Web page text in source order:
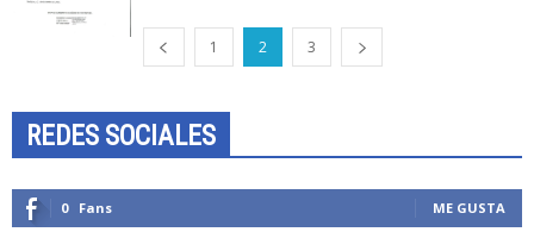
1 2 3
REDES SOCIALES
0 Fans ME GUSTA